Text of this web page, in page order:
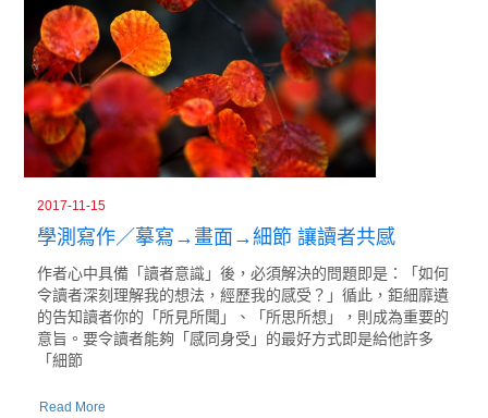
2017-11-15
學測寫作／摹寫→畫面→細節 讓讀者共感
作者心中具備「讀者意識」後，必須解決的問題即是：「如何
令讀者深刻理解我的想法，經歷我的感受？」循此，鉅細靡遺
的告知讀者你的「所見所聞」、「所思所想」，則成為重要的
意旨。要令讀者能夠「感同身受」的最好方式即是給他許多
「細節
Read More